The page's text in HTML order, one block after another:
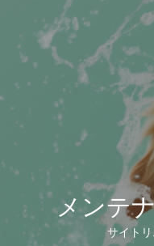
メンテ
サイト